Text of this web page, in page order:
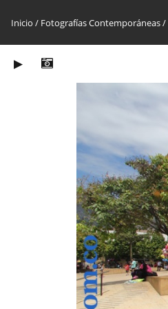
Inicio / Fotografías Contemporáneas/